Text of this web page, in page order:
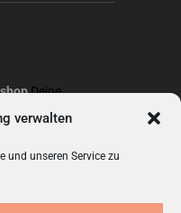
verwalten
und unseren Service zu
Deine
Gardinen,